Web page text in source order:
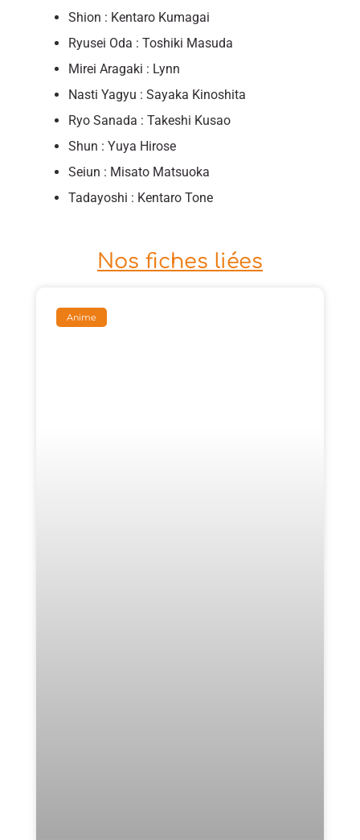
Shion : Kentaro Kumagai
Ryusei Oda : Toshiki Masuda
Mirei Aragaki : Lynn
Nasti Yagyu : Sayaka Kinoshita
Ryo Sanada : Takeshi Kusao
Shun : Yuya Hirose
Seiun : Misato Matsuoka
Tadayoshi : Kentaro Tone
Nos fiches liées
Anime